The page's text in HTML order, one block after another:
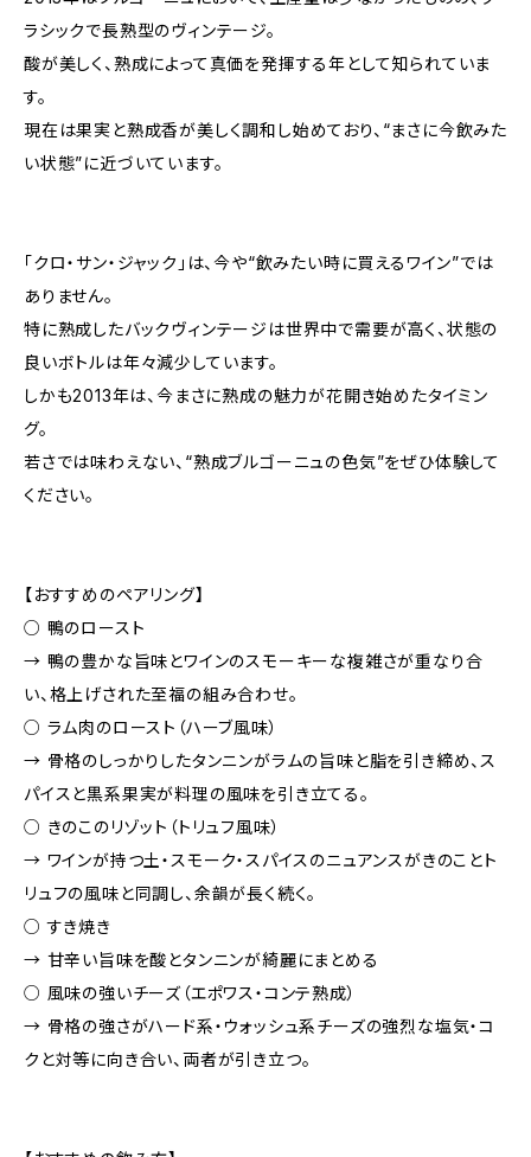
ラシックで長熟型のヴィンテージ。
酸が美しく、熟成によって真価を発揮する年として知られていま
す。
現在は果実と熟成香が美しく調和し始めており、“まさに今飲みた
い状態”に近づいています。
「クロ・サン・ジャック」は、今や“飲みたい時に買えるワイン”では
ありません。
特に熟成したバックヴィンテージは世界中で需要が高く、状態の
良いボトルは年々減少しています。
しかも2013年は、今まさに熟成の魅力が花開き始めたタイミン
グ。
若さでは味わえない、“熟成ブルゴーニュの色気”をぜひ体験して
ください。
【おすすめのペアリング】
○ 鴨のロースト
→ 鴨の豊かな旨味とワインのスモーキーな複雑さが重なり合
い、格上げされた至福の組み合わせ。
○ ラム肉のロースト（ハーブ風味）
→ 骨格のしっかりしたタンニンがラムの旨味と脂を引き締め、ス
パイスと黒系果実が料理の風味を引き立てる。
○ きのこのリゾット（トリュフ風味）
→ ワインが持つ土・スモーク・スパイスのニュアンスがきのことト
リュフの風味と同調し、余韻が長く続く。
○ すき焼き
→ 甘辛い旨味を酸とタンニンが綺麗にまとめる
○ 風味の強いチーズ（エポワス・コンテ熟成）
→ 骨格の強さがハード系・ウォッシュ系チーズの強烈な塩気・コ
クと対等に向き合い、両者が引き立つ。